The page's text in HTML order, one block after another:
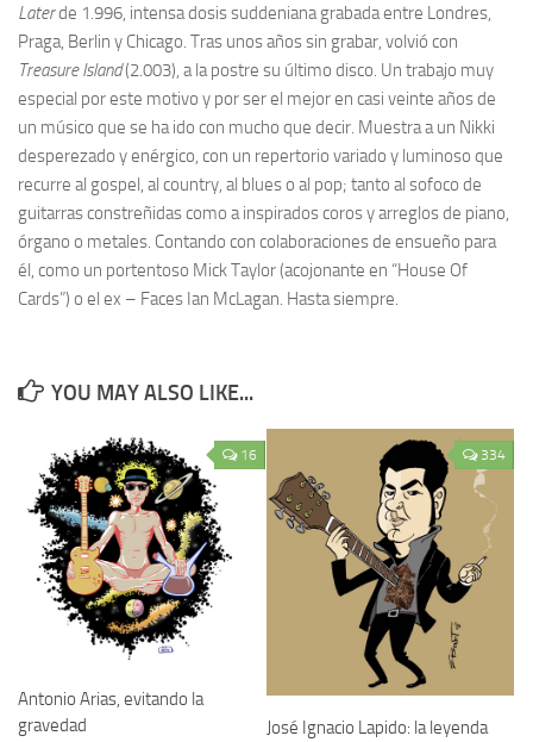
Laterde 1.996, intensa dosis suddeniana grabada entre Londres,
Praga, Berlin y Chicago. Tras unos años sin grabar, volvió con
Treasure Island(2.003), a la postre su último disco. Un trabajo muy
especial por este motivo y por ser el mejor en casi veinte años de
un músico que se ha ido con mucho que decir. Muestra a un Nikki
desperezado y enérgico, con un repertorio variado y luminoso que
recurre al gospel, al country, al blues o al pop; tanto al sofoco de
guitarras constreñidas como a inspirados coros y arreglos de piano,
órgano o metales. Contando con colaboraciones de ensueño para
él, como un portentoso Mick Taylor (acojonante en “House Of
Cards”) o el ex – Faces Ian McLagan. Hasta siempre.
YOU MAY ALSO LIKE...
16
Antonio Arias, evitando la
gravedad
334
José Ignacio Lapido: la leyenda